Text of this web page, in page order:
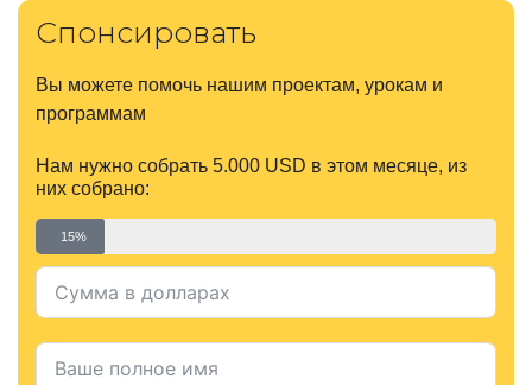
Спонсировать
Вы можете помочь нашим проектам, урокам и
программам
Нам нужно собрать 5.000 USD в этом месяце, из
них собрано:
15%